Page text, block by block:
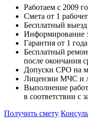
Работаем с 2009
Смета от 1
Бесплатный
Информирование
Гарантия от 1
Бесплатный
после окончания
Допуски СРО на
Лицензии МЧС и
Выполнение
в соответствии с
Получить смету